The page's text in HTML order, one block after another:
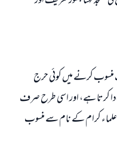
منسوب كرنے ميں كوئى حرج
ادا كرتا ہے، اور اسى طرح صرف
علماء كرام كے نام سے منسوب